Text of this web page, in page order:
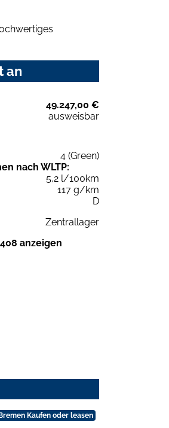
an
49.247,00 €
ausweisbar
4 (Green)
nach WLTP:
5,2 l/100km
117 g/km
D
Zentrallager
anzeigen
Kaufen oder leasen